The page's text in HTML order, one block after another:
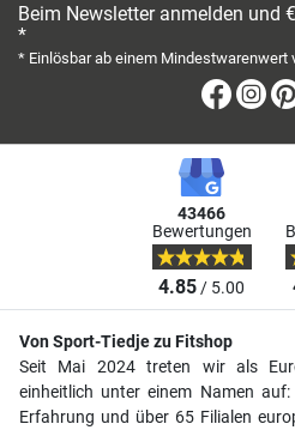
Beim Newsletter anmelden und
*
* Einlösbar ab einem Mindestwarenwert
43466
Bewertungen
4.85/ 5.00
Von Sport-Tiedje zu Fitshop
Seit Mai 2024 treten wir als
einheitlich unter einem Namen
Erfahrung und über 65 Filialen